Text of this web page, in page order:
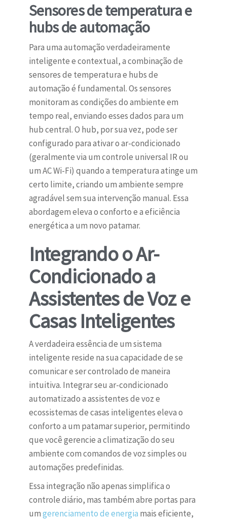
Sensores de temperatura e
hubs de automação
Para uma automação verdadeiramente
inteligente e contextual, a combinação de
sensores de temperatura e hubs de
automação é fundamental. Os sensores
monitoram as condições do ambiente em
tempo real, enviando esses dados para um
hub central. O hub, por sua vez, pode ser
configurado para ativar o ar-condicionado
(geralmente via um controle universal IR ou
um AC Wi-Fi) quando a temperatura atinge um
certo limite, criando um ambiente sempre
agradável sem sua intervenção manual. Essa
abordagem eleva o conforto e a eficiência
energética a um novo patamar.
Integrando o Ar-
Condicionado a
Assistentes de Voz e
Casas Inteligentes
A verdadeira essência de um sistema
inteligente reside na sua capacidade de se
comunicar e ser controlado de maneira
intuitiva. Integrar seu ar-condicionado
automatizado a assistentes de voz e
ecossistemas de casas inteligentes eleva o
conforto a um patamar superior, permitindo
que você gerencie a climatização do seu
ambiente com comandos de voz simples ou
automações predefinidas.
Essa integração não apenas simplifica o
controle diário, mas também abre portas para
umgerenciamento de energia mais eficiente,